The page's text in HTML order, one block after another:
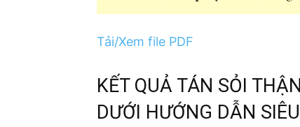
Tải/Xem file PDF
KẾT QUẢ TÁN SỎI
DƯỚI HƯỚNG DẪN